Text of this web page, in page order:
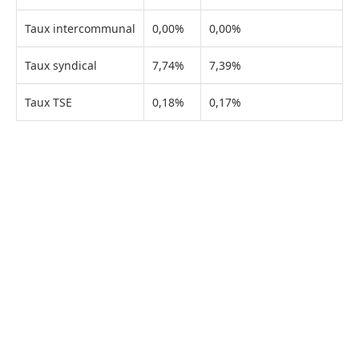
Taux intercommunal 0,00% 0,00%
Taux syndical 7,74% 7,39%
Taux TSE 0,18% 0,17%